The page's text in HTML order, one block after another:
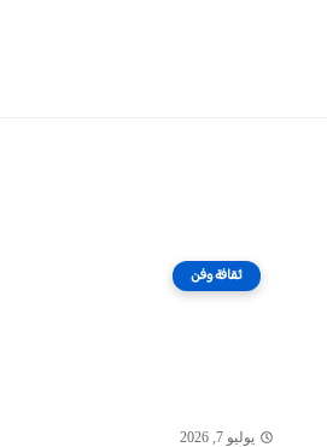
ثقافة وفن
يوليو 7, 2026